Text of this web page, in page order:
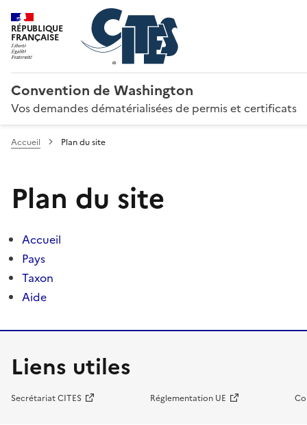
RÉPUBLIQUE
FRANÇAISE
Convention de Washington
Vos demandes dématérialisées de permis et certificats
Accueil Plan du site
Plan du site
Accueil
Pays
Taxon
Aide
Liens utiles
Secrétariat CITES Réglementation UE